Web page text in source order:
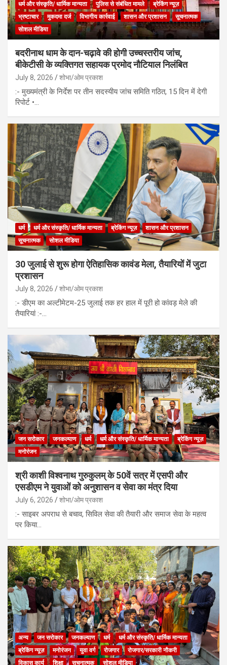
धर्म और संस्कृति/ धार्मिक मान्यता
पुलिस से संबंधित मामले
ब्रेकिंग न्यूज़
भ्रष्टाचार
मुकदमा दर्ज विभागीय कार्रवाई शासन और प्रशासन
सूचनात्मक
सोशल मीडिया
बदरीनाथ धाम के दान-चढ़ावे की होगी उच्चस्तरीय जांच,
बीकेटीसी के व्यक्तिगत सहायक प्रमोद नौटियाल निलंबित
July 8, 2026 शोभा/ओम प्रकाश
:- मुख्यमंत्री के निर्देश पर तीन सदस्यीय जांच समिति गठित, 15 दिन में देगी
रिपोर्ट •…
धर्म धर्म और संस्कृति/ धार्मिक मान्यता ब्रेकिंग न्यूज़
शासन और प्रशासन
सूचनात्मक
सोशल मीडिया
30 जुलाई से शुरू होगा ऐतिहासिक कावंड मेला, तैयारियों में जुटा
प्रशासन
July 8, 2026 शोभा/ओम प्रकाश
:- डीएम का अल्टीमेटम-25 जुलाई तक हर हाल में पूरी हो कांवड़ मेले की
तैयारियां :-…
जन सरोकार जनकल्याण धर्म धर्म और संस्कृति/ धार्मिक मान्यता
ब्रेकिंग न्यूज़
मनोरंजन
श्री काशी विश्वनाथ गुरुकुलम् के 50वें सत्र में एसपी और
एसडीएम ने युवाओं को अनुशासन व सेवा का मंत्र दिया
July 6, 2026 शोभा/ओम प्रकाश
:- साइबर अपराध से बचाव, सिविल सेवा की तैयारी और समाज सेवा के महत्व
पर किया…
अन्य जन सरोकार जनकल्याण धर्म
धर्म और संस्कृति/ धार्मिक मान्यता
ब्रेकिंग न्यूज़
मनोरंजन युवा वर्ग रोजगार
रोजगार/सरकारी नौकरी
विकास कार्य
शिक्षा सूचनात्मक सोशल मीडिया